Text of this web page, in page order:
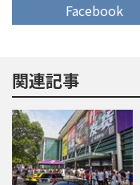
Facebook
関連記事